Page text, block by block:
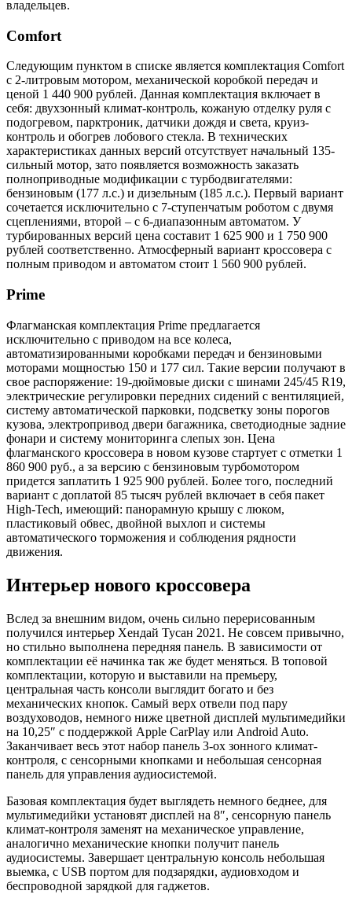
владельцев.
Comfort
Следующим пунктом в списке является комплектация Comfort
с 2-литровым мотором, механической коробкой передач и
ценой 1 440 900 рублей. Данная комплектация включает в
себя: двухзонный климат-контроль, кожаную отделку руля с
подогревом, парктроник, датчики дождя и света, круиз-
контроль и обогрев лобового стекла. В технических
характеристиках данных версий отсутствует начальный 135-
сильный мотор, зато появляется возможность заказать
полноприводные модификации с турбодвигателями:
бензиновым (177 л.с.) и дизельным (185 л.с.). Первый вариант
сочетается исключительно с 7-ступенчатым роботом с двумя
сцеплениями, второй – с 6-диапазонным автоматом. У
турбированных версий цена составит 1 625 900 и 1 750 900
рублей соответственно. Атмосферный вариант кроссовера с
полным приводом и автоматом стоит 1 560 900 рублей.
Prime
Флагманская комплектация Prime предлагается
исключительно с приводом на все колеса,
автоматизированными коробками передач и бензиновыми
моторами мощностью 150 и 177 сил. Такие версии получают в
свое распоряжение: 19-дюймовые диски с шинами 245/45 R19,
электрические регулировки передних сидений с вентиляцией,
систему автоматической парковки, подсветку зоны порогов
кузова, электропривод двери багажника, светодиодные задние
фонари и систему мониторинга слепых зон. Цена
флагманского кроссовера в новом кузове стартует с отметки 1
860 900 руб., а за версию с бензиновым турбомотором
придется заплатить 1 925 900 рублей. Более того, последний
вариант с доплатой 85 тысяч рублей включает в себя пакет
High-Tech, имеющий: панорамную крышу с люком,
пластиковый обвес, двойной выхлоп и системы
автоматического торможения и соблюдения рядности
движения.
Интерьер нового кроссовера
Вслед за внешним видом, очень сильно перерисованным
получился интерьер Хендай Тусан 2021. Не совсем привычно,
но стильно выполнена передняя панель. В зависимости от
комплектации её начинка так же будет меняться. В топовой
комплектации, которую и выставили на премьеру,
центральная часть консоли выглядит богато и без
механических кнопок. Самый верх отвели под пару
воздуховодов, немного ниже цветной дисплей мультимедийки
на 10,25″ с поддержкой Apple CarPlay или Android Auto.
Заканчивает весь этот набор панель 3-ох зонного климат-
контроля, с сенсорными кнопками и небольшая сенсорная
панель для управления аудиосистемой.
Базовая комплектация будет выглядеть немного беднее, для
мультимедийки установят дисплей на 8″, сенсорную панель
климат-контроля заменят на механическое управление,
аналогично механические кнопки получит панель
аудиосистемы. Завершает центральную консоль небольшая
выемка, с USB портом для подзарядки, аудиовходом и
беспроводной зарядкой для гаджетов.